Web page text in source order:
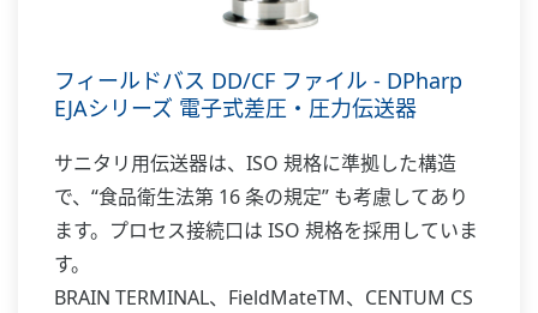
フィールドバス DD/CF ファイル - DPharp
EJAシリーズ 電子式差圧・圧力伝送器
サニタリ用伝送器は、ISO 規格に準拠した構造
で、“食品衛生法第 16 条の規定” も考慮してあり
ます。プロセス接続口は ISO 規格を採用していま
す。
BRAIN TERMINAL、FieldMateTM、CENTUM CS